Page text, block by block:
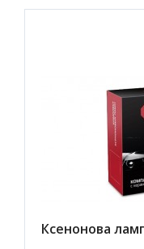
Ксенонова